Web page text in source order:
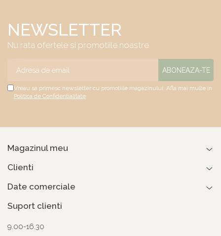
NEWSLETTER
Nu rata ofertele si promotiile noastre
Vreau sa primesc newsletter cu promotiile magazinului. Afla mai multe in
Politica de Confidentialitate
Magazinul meu
Clienti
Date comerciale
Suport clienti
9.00-16.30